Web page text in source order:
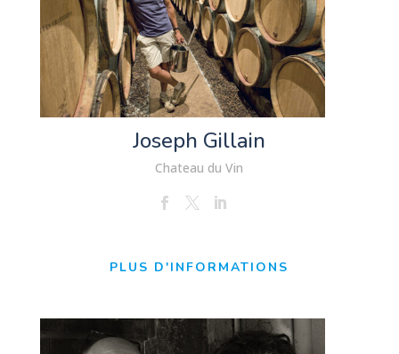
Joseph Gillain
Chateau du Vin
PLUS D'INFORMATIONS